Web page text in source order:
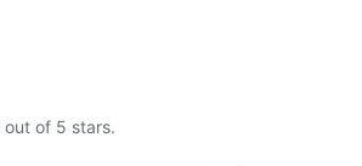
out of 5 stars.